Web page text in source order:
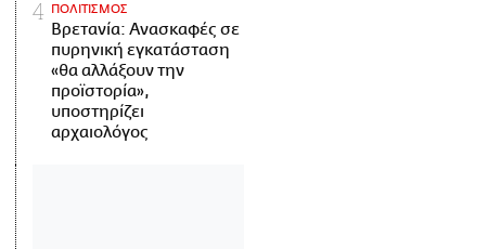
ΠΟΛΙΤΙΣΜΟΣ
Βρετανία: Ανασκαφές σε
πυρηνική εγκατάσταση
«θα αλλάξουν την
προϊστορία»,
υποστηρίζει
αρχαιολόγος